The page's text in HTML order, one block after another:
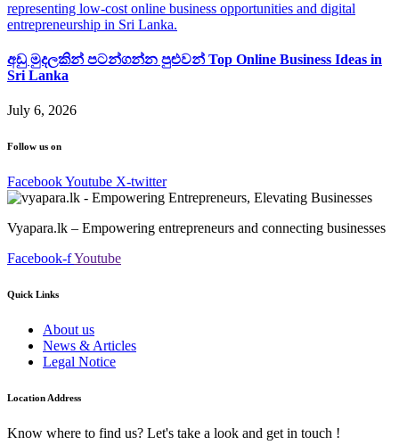
අඩු මුදලකින් පටන්ගන්න පුළුවන් Top Online Business Ideas in
Sri Lanka
July 6, 2026
Follow us on
FacebookYoutube X-twitter
Vyapara.lk – Empowering entrepreneurs and connecting businesses
Facebook-fYoutube
Quick Links
About us
News & Articles
Legal Notice
Location Address
Know where to find us? Let's take a look and get in touch !